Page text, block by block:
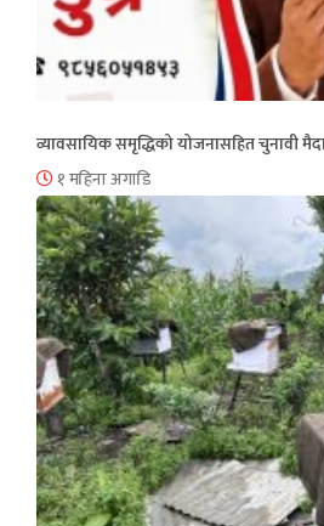
व्यावसायिक समृद्धिको योजनासहित चुनावी
१ महिना अगाडि